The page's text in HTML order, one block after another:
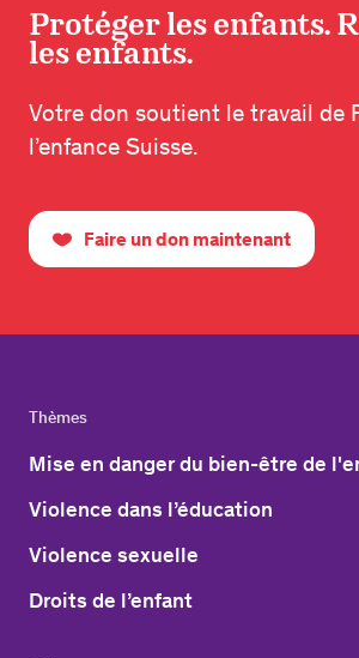
Protéger les enfants.
les enfants.
Votre don soutient le travail de
l’enfance Suisse.
Faire un don maintenant
Thèmes
Mise en danger du bien-être de
Violence dans l’éducation
Violence sexuelle
Droits de l’enfant